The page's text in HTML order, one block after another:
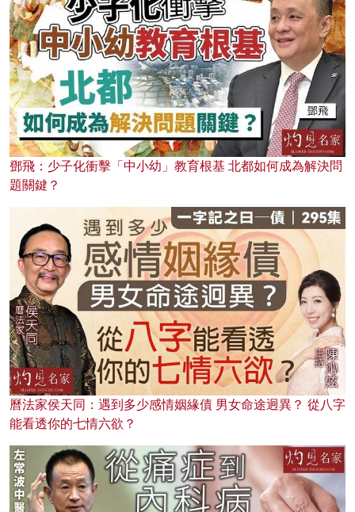
鄧飛：少子化衝擊「中小幼」教育根基 北都如何成為解決問
題關鍵？
曆法家侯天同：遇到多少感情姻緣債 男女命途迥異？ 從八字
能看透你的七情六欲？